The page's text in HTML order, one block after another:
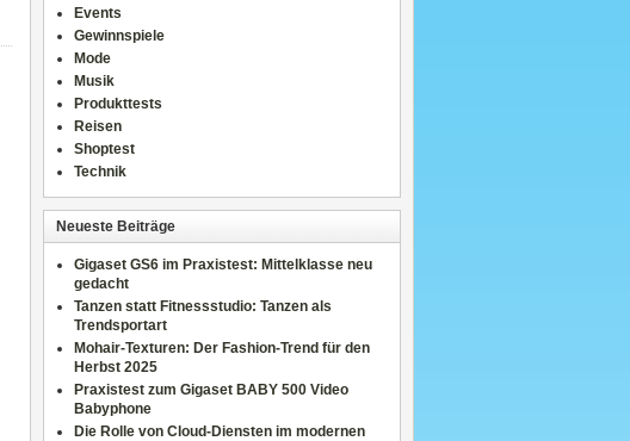
Events
Gewinnspiele
Mode
Musik
Produkttests
Reisen
Shoptest
Technik
Neueste Beiträge
Gigaset GS6 im Praxistest: Mittelklasse neu
gedacht
Tanzen statt Fitnessstudio: Tanzen als
Trendsportart
Mohair-Texturen: Der Fashion-Trend für den
Herbst 2025
Praxistest zum Gigaset BABY 500 Video
Babyphone
Die Rolle von Cloud-Diensten im modernen